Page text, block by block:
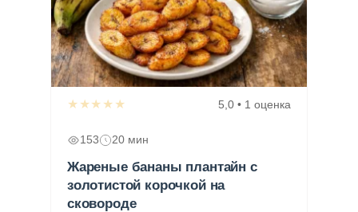
★★★★★ 5,0 • 1 оценка
153 20 мин
Жареные бананы плантайн с
золотистой корочкой на
сковороде